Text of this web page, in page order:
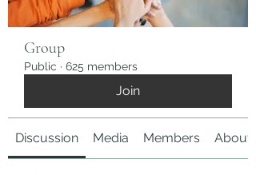
Group
Public · 625 members
Join
Discussion Media Members About